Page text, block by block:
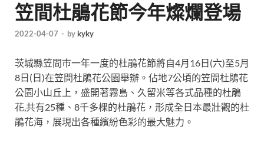
笠間杜鵑花節今年燦爛登場
2022-04-07 - bykyky
茨城縣笠間巿一年一度的杜鵑花節將自4月16日(六)至5月
8日(日)在笠間杜鵑花公園舉辦。 佔地7公頃的笠間杜鵑花
公園小山丘上，盛開著霧島、久留米等各式品種的杜鵑
花,共有25種、8千多棵的杜鵑花，形成全日本最壯觀的杜
鵑花海，展現出各種繽紛色彩的最大魅力。